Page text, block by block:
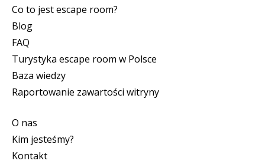
Co to jest escape room?
Blog
FAQ
Turystyka escape room w Polsce
Baza wiedzy
Raportowanie zawartości witryny
O nas
Kim jesteśmy?
Kontakt